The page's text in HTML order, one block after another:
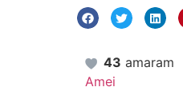
43 amaram
Amei